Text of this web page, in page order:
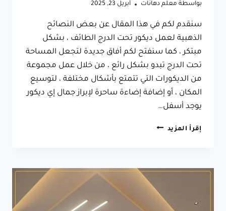
بواسطة معلم دهانات أبريل 23, 2025
سنقدم لكم في هذا المقال عن بعض النصائح
الذهبية لعمل ديكور تحت الدرج الطائف ، بشكل
مبتكر ، كما سنفتح لكم أفاق جديدة لتجعل المساحة
تحت الدرج تبدو بشكل رائع ، من خلال عمل مجموعة
من الديكورات التي تتمتع بأشكال مختلفة ، لتوسيع
المكان ، أو إضافة إضاءة ساحرة لإبراز جمال إي ديكور
يوجد أسفل…
إقرأ المزيد ديكور
ت:
0566631564
تنسيق
تحت